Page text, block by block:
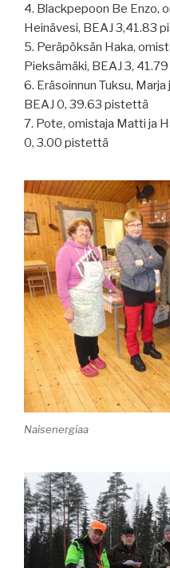
4. Blackpepoon Be Enzo,
Heinävesi, BEAJ 3,41.83
5. Peräpöksän Haka,
Pieksämäki, BEAJ 3,
6. Eräsoinnun Tuksu,
BEAJ 0, 39.63 pistettä
7. Pote, omistaja Matti ja
0, 3.00 pistettä
Naisenergiaa